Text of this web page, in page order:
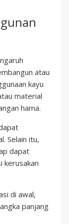
atau
kayu
material
hama.
Selain itu,
dapat
kerusakan
di awal,
panjang